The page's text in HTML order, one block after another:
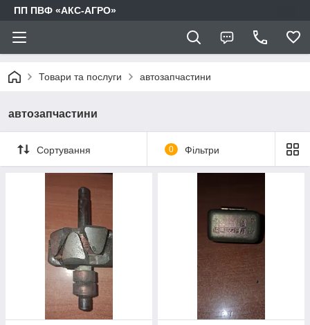
ПП ПВФ «АКС-АГРО»
Товари та послуги автозапчастини
автозапчастини
Сортування 0 Фільтри